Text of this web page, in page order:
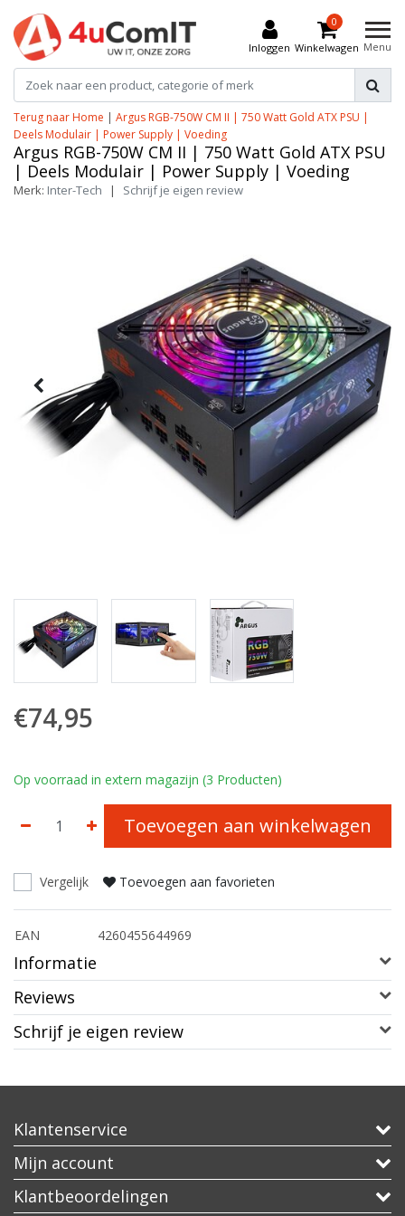
Inloggen
0
Winkelwagen Menu
Terug naar Home | Argus RGB-750W CM II | 750 Watt Gold ATX PSU |
Deels Modulair | Power Supply | Voeding
Argus RGB-750W CM II | 750 Watt Gold ATX PSU
| Deels Modulair | Power Supply | Voeding
Merk: Inter-Tech | Schrijf je eigen review
€74,95
Op voorraad in extern magazijn (3 Producten)
Toevoegen aan winkelwagen
Vergelijk Toevoegen aan favorieten
EAN 4260455644969
Informatie
Reviews
Schrijf je eigen review
Klantenservice
Mijn account
Klantbeoordelingen